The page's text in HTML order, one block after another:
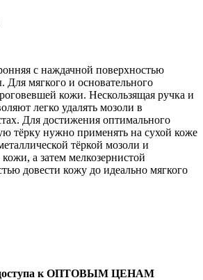
с наждачной поверхностью
мягкого и основательного
кожи. Нескользящая ручка и
легко удалять мозоли в
Для достижения оптимального
тёрку нужно применять на сухой коже
тёркой мозоли и
а затем мелкозернистой
довести кожу до идеально мягкого
доступа к ОПТОВЫМ ЦЕНАМ